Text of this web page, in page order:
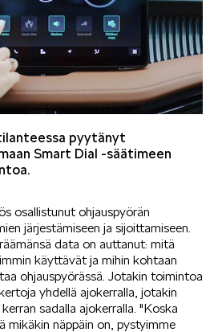
OCTAVIA
SCALA
pyytänyt
Smart Dial -säätimeen
osallistunut ohjauspyörän
järjestämiseen ja sijoittamiseen.
data on auttanut: mitä
käyttävät ja mihin kohtaan
ohjauspyörässä. Jotakin toimintoa
yhdellä ajokerralla, jotakin
sadalla ajokerralla. "Koska
mikäkin näppäin on, pystyimme